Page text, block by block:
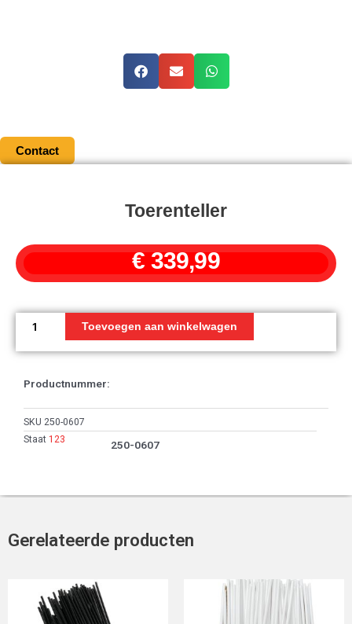
Contact
Toerenteller
€339,99
Toerenteller
aantal
Toevoegen aan winkelwagen
Productnummer:
SKU 250-0607
Staat 123 250-0607
Gerelateerde producten